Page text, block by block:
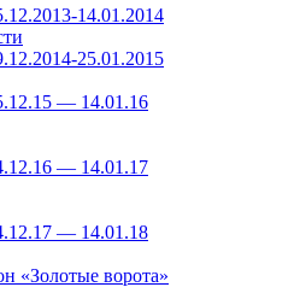
14.01.2014
25.01.2015
— 14.01.16
— 14.01.17
— 14.01.18
«Золотые ворота»